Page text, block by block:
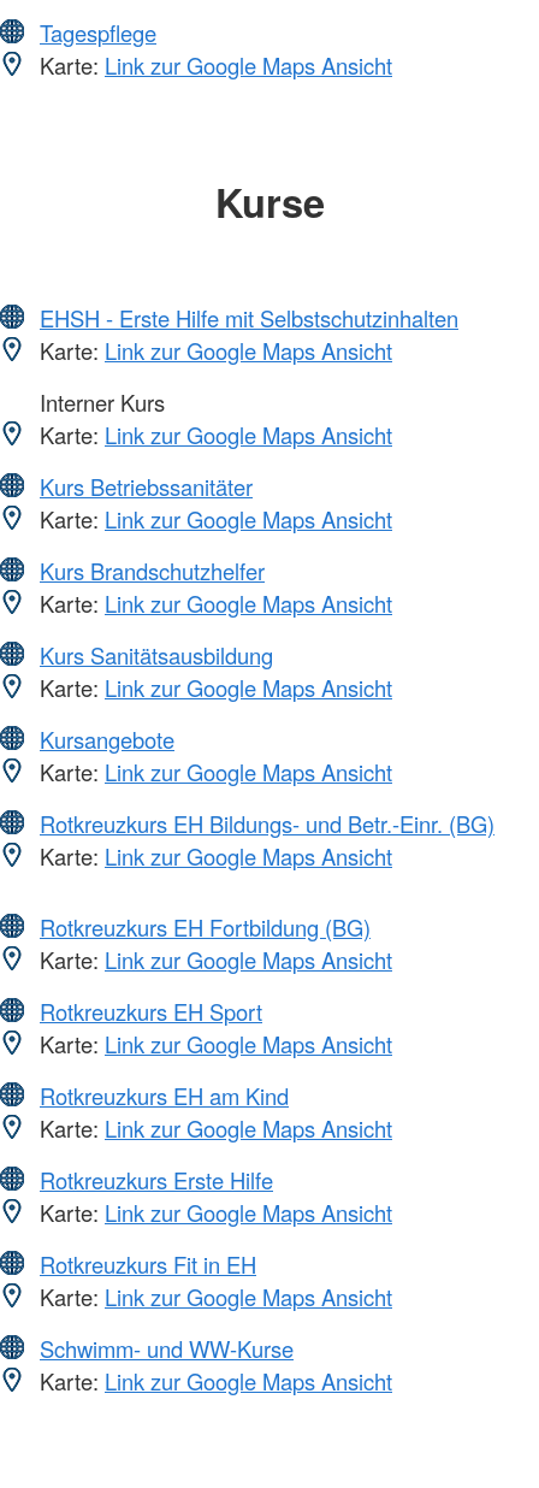
Tagespflege
Karte: Link zur Google Maps Ansicht
Kurse
EHSH - Erste Hilfe mit Selbstschutzinhalten
Karte: Link zur Google Maps Ansicht
Interner Kurs
Karte: Link zur Google Maps Ansicht
Kurs Betriebssanitäter
Karte: Link zur Google Maps Ansicht
Kurs Brandschutzhelfer
Karte: Link zur Google Maps Ansicht
Kurs Sanitätsausbildung
Karte: Link zur Google Maps Ansicht
Kursangebote
Karte: Link zur Google Maps Ansicht
Rotkreuzkurs EH Bildungs- und Betr.-Einr. (BG)
Karte: Link zur Google Maps Ansicht
Rotkreuzkurs EH Fortbildung (BG)
Karte: Link zur Google Maps Ansicht
Rotkreuzkurs EH Sport
Karte: Link zur Google Maps Ansicht
Rotkreuzkurs EH am Kind
Karte: Link zur Google Maps Ansicht
Rotkreuzkurs Erste Hilfe
Karte: Link zur Google Maps Ansicht
Rotkreuzkurs Fit in EH
Karte: Link zur Google Maps Ansicht
Schwimm- und WW-Kurse
Karte: Link zur Google Maps Ansicht